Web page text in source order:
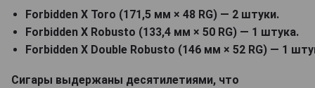
Forbidden X Toro (171,5 мм × 48 RG) — 2 штуки.
Forbidden X Robusto (133,4 мм × 50 RG) — 1 штука.
Forbidden X Double Robusto (146 мм × 52 RG) — 1
Сигары выдержаны десятилетиями, что